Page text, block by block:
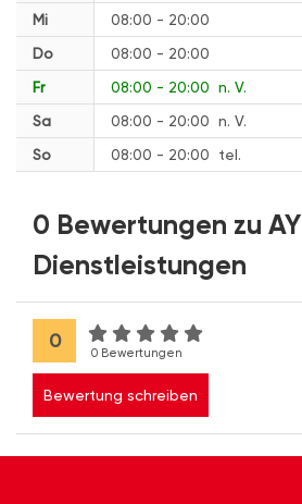
Mi
08:00 - 20:00
Do
08:00 - 20:00
Fr
08:00 - 20:00 n. V.
Sa
08:00 - 20:00 n. V.
So
08:00 - 20:00 tel.
0 Bewertungen zu AY
Dienstleistungen
0
0 Bewertungen
Bewertung schreiben